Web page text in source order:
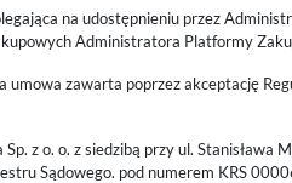
na udostępnieniu przez
Administratora Platformy
umowa zawarta poprzez akceptację
Sp. z o. o. z siedzibą przy ul.
Sądowego. pod numerem KRS